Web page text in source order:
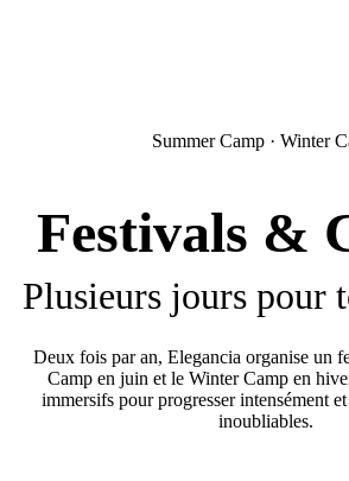
Summer Camp · Winter
Festivals &
Plusieurs jours pour
Deux fois par an, Elegancia organise un
Camp en juin et le Winter Camp en
immersifs pour progresser intensément
inoubliables.